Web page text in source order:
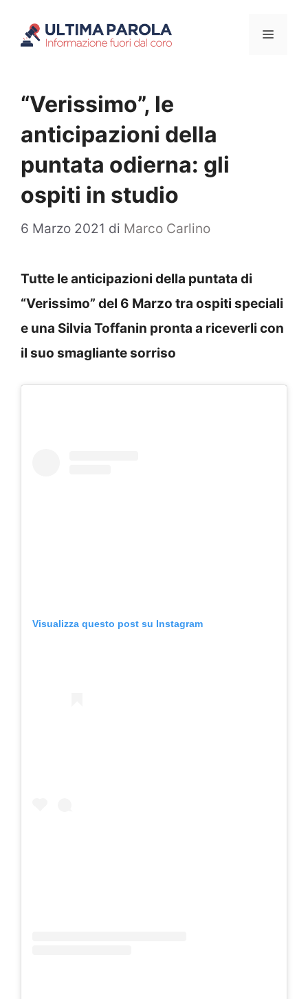
Menu
“Verissimo”, le
anticipazioni della
puntata odierna: gli
ospiti in studio
6 Marzo 2021 di Marco Carlino
Tutte le anticipazioni della puntata di
“Verissimo” del 6 Marzo tra ospiti speciali
e una Silvia Toffanin pronta a riceverli con
il suo smagliante sorriso
Visualizza questo post su Instagram